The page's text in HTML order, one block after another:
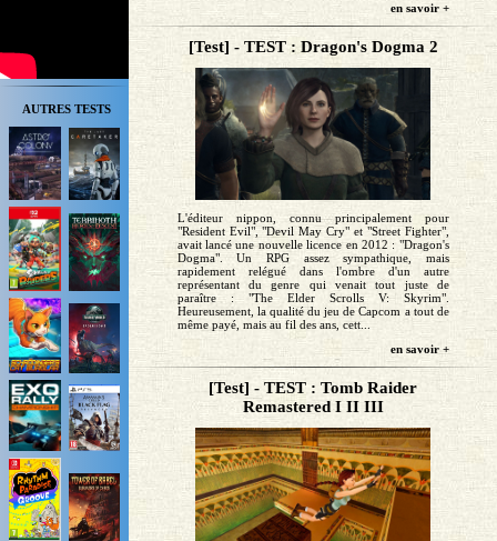
AUTRES TESTS
en savoir +
[Test] - TEST : Dragon's Dogma 2
L'éditeur nippon, connu principalement pour
"Resident Evil", "Devil May Cry" et "Street Fighter",
avait lancé une nouvelle licence en 2012 : "Dragon's
Dogma". Un RPG assez sympathique, mais
rapidement relégué dans l'ombre d'un autre
représentant du genre qui venait tout juste de
paraître : "The Elder Scrolls V: Skyrim".
Heureusement, la qualité du jeu de Capcom a tout de
même payé, mais au fil des ans, cett...
en savoir +
[Test] - TEST : Tomb Raider
Remastered I II III